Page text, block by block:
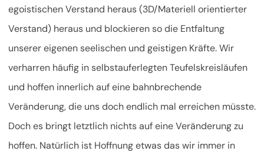
egoistischen Verstand heraus (3D/Materiell orientierter
Verstand) heraus und blockieren so die Entfaltung
unserer eigenen seelischen und geistigen Kräfte. Wir
verharren häufig in selbstauferlegten Teufelskreisläufen
und hoffen innerlich auf eine bahnbrechende
Veränderung, die uns doch endlich mal erreichen müsste.
Doch es bringt letztlich nichts auf eine Veränderung zu
hoffen. Natürlich ist Hoffnung etwas das wir immer in